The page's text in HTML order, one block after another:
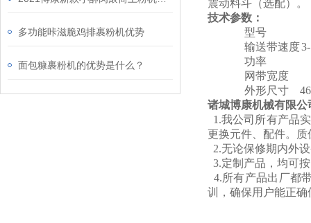
多功能咔滋脆鸡排裹粉机优势
面包糠裹粉机的优势是什么？
震动料斗（选配）。
技术参数：
型号
输送带速度
功率
网带宽度
外形尺寸
诸城博康机械有限
1.我公司所有产品
更换元件、配件。
2.无论保修期内外
3.定制产品，均可
4.所有产品出厂都
训，确保用户能正